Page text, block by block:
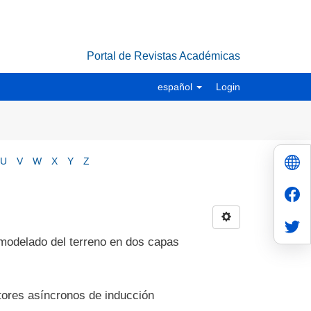
Portal de Revistas Académicas
español Login
U V W X Y Z
del terreno en dos capas
asíncronos de inducción